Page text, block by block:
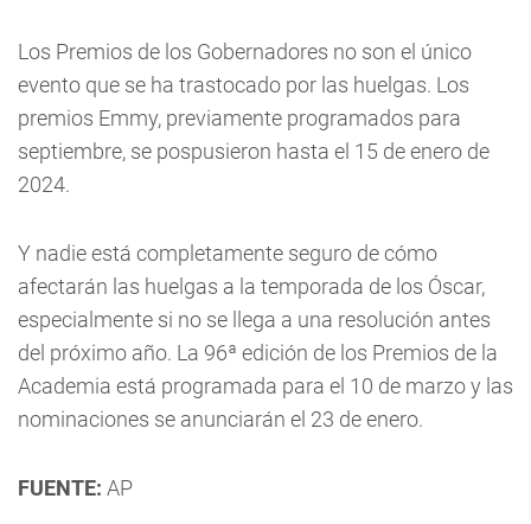
Los Premios de los Gobernadores no son el único
evento que se ha trastocado por las huelgas. Los
premios Emmy, previamente programados para
septiembre, se pospusieron hasta el 15 de enero de
2024.
Y nadie está completamente seguro de cómo
afectarán las huelgas a la temporada de los Óscar,
especialmente si no se llega a una resolución antes
del próximo año. La 96ª edición de los Premios de la
Academia está programada para el 10 de marzo y las
nominaciones se anunciarán el 23 de enero.
FUENTE: AP